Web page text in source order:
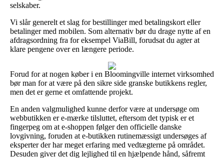
selskaber.
Vi slår generelt et slag for bestillinger med betalingskort eller
betalinger med mobilen. Som alternativ bør du drage nytte af en
afdragsordning fra for eksempel ViaBill, forudsat du agter at
klare pengene over en længere periode.
Forud for at nogen køber i en Bloomingville internet virksomhed
bør man for at være på den sikre side granske butikkens regler,
men det er gerne et omfattende projekt.
En anden valgmulighed kunne derfor være at undersøge om
webbutikken er e-mærke tilsluttet, eftersom det typisk er et
fingerpeg om at e-shoppen følger den officielle danske
lovgivning, foruden at e-butikken rutinemæssigt undersøges af
eksperter der har meget erfaring med vedtægterne på området.
Desuden giver det dig lejlighed til en hjælpende hånd, såfremt